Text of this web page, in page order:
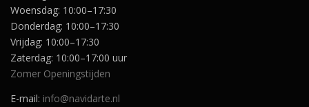
Woensdag: 10:00–17:30
Donderdag: 10:00–17:30
Vrijdag: 10:00–17:30
Zaterdag: 10:00–17:00 uur
Zomer Openingstijden
E-mail: info@navidarte.nl